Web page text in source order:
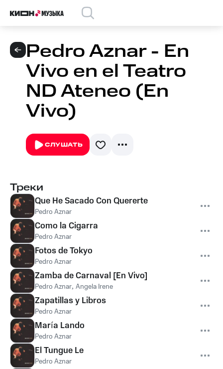
Pedro Aznar - En
Vivo en el Teatro
ND Ateneo (En
Vivo)
СЛУШАТЬ
Треки
Que He Sacado Con Quererte
Pedro Aznar
Como la Cigarra
Pedro Aznar
Fotos de Tokyo
Pedro Aznar
Zamba de Carnaval [En Vivo]
Pedro Aznar, Angela Irene
Zapatillas y Libros
Pedro Aznar
María Lando
Pedro Aznar
El Tungue Le
Pedro Aznar